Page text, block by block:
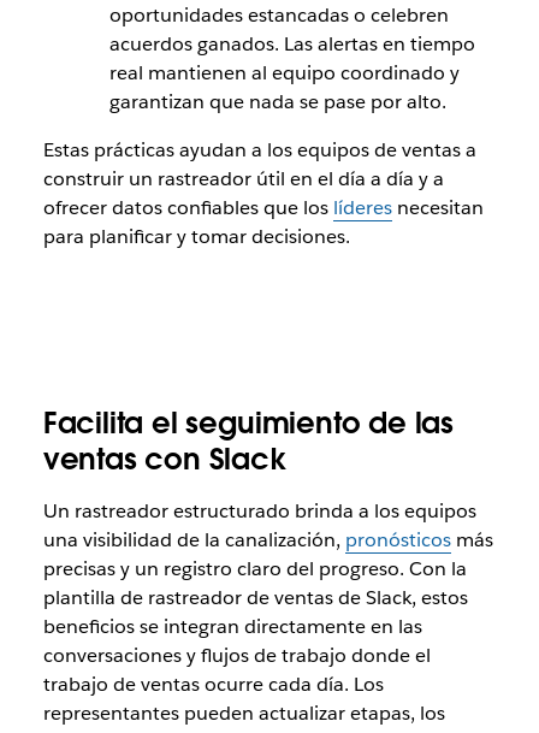
oportunidades estancadas o celebren
acuerdos ganados. Las alertas en tiempo
real mantienen al equipo coordinado y
garantizan que nada se pase por alto.
Estas prácticas ayudan a los equipos de ventas a
construir un rastreador útil en el día a día y a
ofrecer datos confiables que los líderesnecesitan
para planificar y tomar decisiones.
Facilita el seguimiento de las
ventas con Slack
Un rastreador estructurado brinda a los equipos
una visibilidad de la canalización, pronósticosmás
precisas y un registro claro del progreso. Con la
plantilla de rastreador de ventas de Slack, estos
beneficios se integran directamente en las
conversaciones y flujos de trabajo donde el
trabajo de ventas ocurre cada día. Los
representantes pueden actualizar etapas, los